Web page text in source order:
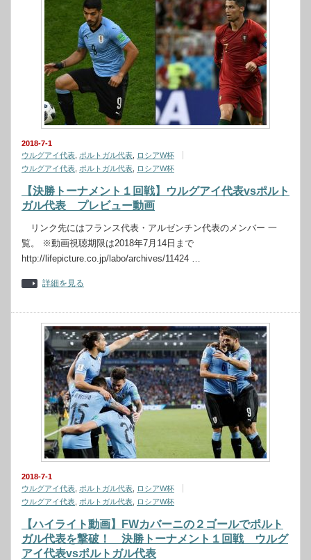
2018-7-1
ウルグアイ代表 ポルトガル代表
ロシアW杯
ウルグアイ代表 ポルトガル代表 ロシアW杯
【決勝トーナメント１回戦】ウルグアイ代表vsポルト
ガル代表 プレビュー動画
リンク先にはフランス代表・アルゼンチン代表のメンバー 一
覧。 ※動画視聴期限は2018年7月14日まで
http://lifepicture.co.jp/labo/archives/11424 …
詳細を見る
2018-7-1
ウルグアイ代表 ポルトガル代表
ロシアW杯
ウルグアイ代表 ポルトガル代表 ロシアW杯
【ハイライト動画】FWカバーニの２ゴールでポルト
ガル代表を撃破！ 決勝トーナメント１回戦 ウルグ
アイ代表vsポルトガル代表